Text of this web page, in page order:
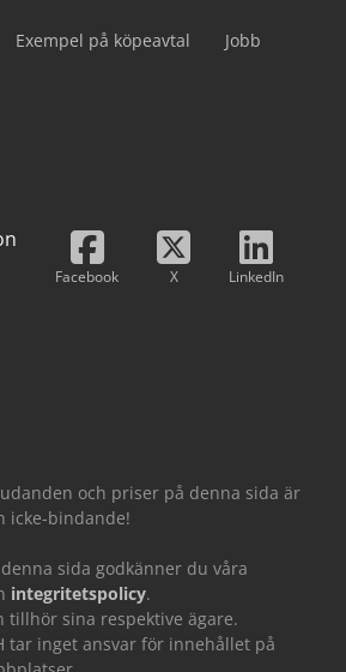
Exempel på köpeavtal Jobb
Facebook X LinkedIn
och priser på denna sida är
icke-bindande!
sida godkänner du våra
integritetspolicy.
tillhör sina respektive ägare.
tar inget ansvar för innehållet på